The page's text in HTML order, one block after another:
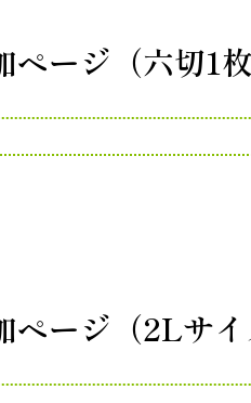
ページ（六切1枚
ページ（2Lサイ